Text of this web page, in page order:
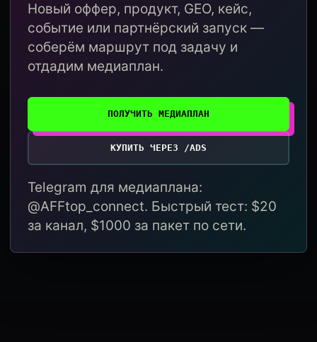
Новый оффер, продукт, GEO, кейс,
событие или партнёрский запуск —
соберём маршрут под задачу и
отдадим медиаплан.
ПОЛУЧИТЬ МЕДИАПЛАН
КУПИТЬ ЧЕРЕЗ /ADS
Telegram для медиаплана:
@AFFtop_connect. Быстрый тест: $20
за канал, $1000 за пакет по сети.